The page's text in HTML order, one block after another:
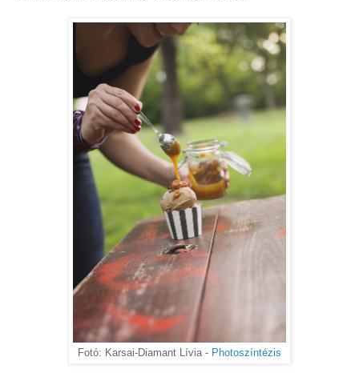
Fotó: Karsai-Diamant Lívia - Photoszíntézis